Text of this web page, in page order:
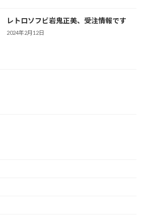
レトロソフビ岩鬼正美、受注情報です
2024年2月12日